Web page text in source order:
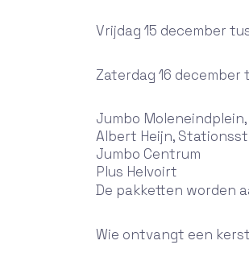
Vrijdag 15 december
Zaterdag 16 december
Jumbo Moleneindplein,
Albert Heijn,
Jumbo Centrum
Plus Helvoirt
De pakketten worden
Wie ontvangt een